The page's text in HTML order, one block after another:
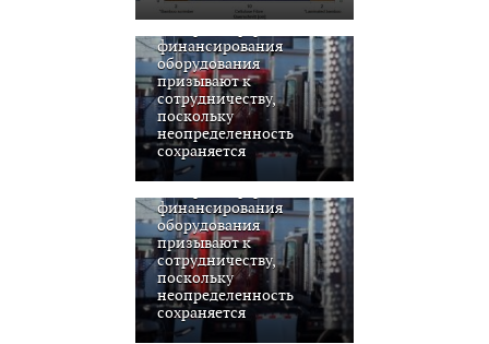
финансирования
оборудования
призывают к
сотрудничеству,
поскольку
неопределенность
сохраняется
финансирования
оборудования
призывают к
сотрудничеству,
поскольку
неопределенность
сохраняется